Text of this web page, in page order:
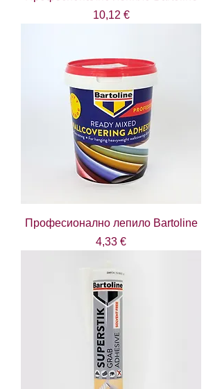
Цена
10,12 €
Професионално лепило Bartoline
Цена
4,33 €